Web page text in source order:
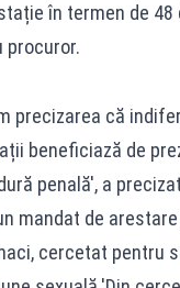
în termen de 48
procuror.
precizarea că
beneficiază de
penală', a
mandat de
cercetat pentru